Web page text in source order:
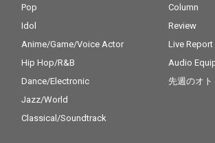
Pop
Idol
Anime/Game/Voice Actor
Hip Hop/R&B
Dance/Electronic
Jazz/World
Classical/Soundtrack
Column
Review
Live Report
Audio
先週のオト